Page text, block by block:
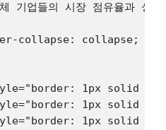
기업들의 시장 점유율과 성
collapse: collapse;
1px solid
1px solid
1px solid